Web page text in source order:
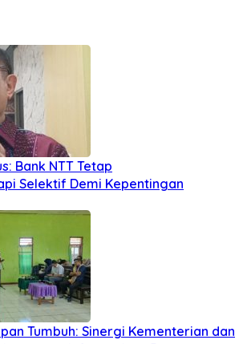
Bank NTT Tetap
Selektif Demi Kepentingan
Tumbuh: Sinergi Kementerian dan